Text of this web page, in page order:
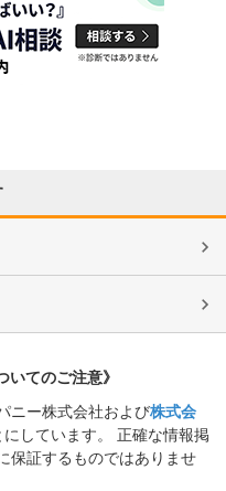
いてのご注意》
ニー株式会社および株式会
しています。 正確な情報掲
保証するものではありませ